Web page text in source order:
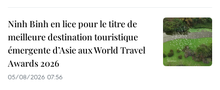
Ninh Binh en lice pour le titre de
meilleure destination touristique
émergente d’Asie aux World Travel
Awards 2026
05/08/2026 07:56